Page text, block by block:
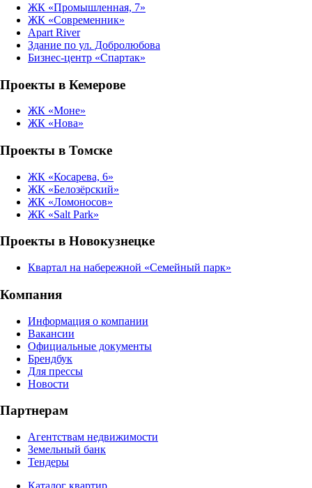
ЖК «Промышленная, 7»
ЖК «Современник»
Apart River
Здание по ул. Добролюбова
Бизнес-центр «Спартак»
Проекты в Кемерове
ЖК «Моне»
ЖК «Нова»
Проекты в Томске
ЖК «Косарева, 6»
ЖК «Белозёрский»
ЖК «Ломоносов»
ЖК «Salt Park»
Проекты в Новокузнецке
Квартал на набережной «Семейный парк»
Компания
Информация о компании
Вакансии
Официальные документы
Брендбук
Для прессы
Новости
Партнерам
Агентствам недвижимости
Земельный банк
Тендеры
Каталог квартир